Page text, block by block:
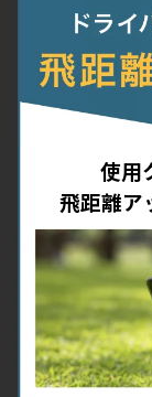
使用
飛距離ア